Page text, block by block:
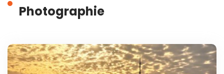
Photographie